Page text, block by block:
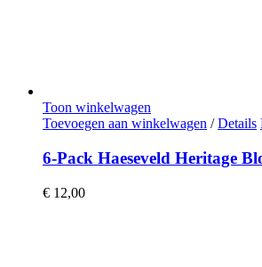
Toon winkelwagen
Toevoegen aan winkelwagen / Details
6-Pack Haeseveld Heritage
€ 12,00